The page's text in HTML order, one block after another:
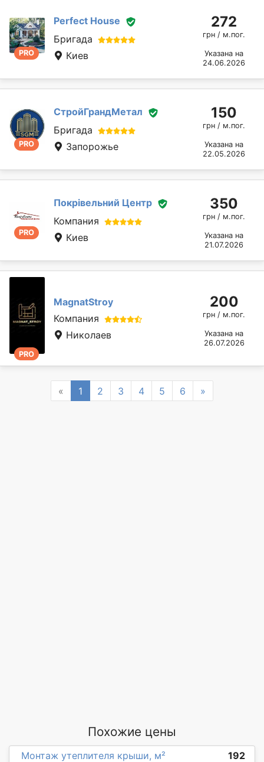
PRO
Perfect House
Бригада
Киев
272
грн / м.пог.
Указана на
24.06.2026
PRO
СтройГрандМетал
Бригада
Запорожье
150
грн / м.пог.
Указана на
22.05.2026
PRO
Покрівельний Центр
Компания
Киев
350
грн / м.пог.
Указана на
21.07.2026
PRO
MagnatStroy
Компания
Николаев
200
грн / м.пог.
Указана на
26.07.2026
« Previous
1 2 3 4 5 6 »
Похожие цены
Монтаж утеплителя крыши, м² 192